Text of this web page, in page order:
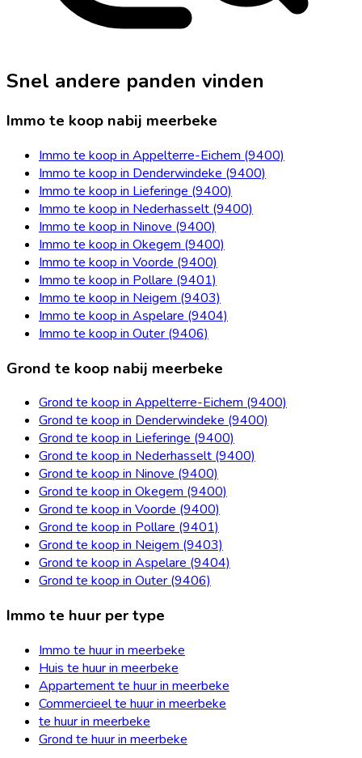
Snel andere panden vinden
Immo te koop nabij meerbeke
Immo te koop in Appelterre-Eichem (9400)
Immo te koop in Denderwindeke (9400)
Immo te koop in Lieferinge (9400)
Immo te koop in Nederhasselt (9400)
Immo te koop in Ninove (9400)
Immo te koop in Okegem (9400)
Immo te koop in Voorde (9400)
Immo te koop in Pollare (9401)
Immo te koop in Neigem (9403)
Immo te koop in Aspelare (9404)
Immo te koop in Outer (9406)
Grond te koop nabij meerbeke
Grond te koop in Appelterre-Eichem (9400)
Grond te koop in Denderwindeke (9400)
Grond te koop in Lieferinge (9400)
Grond te koop in Nederhasselt (9400)
Grond te koop in Ninove (9400)
Grond te koop in Okegem (9400)
Grond te koop in Voorde (9400)
Grond te koop in Pollare (9401)
Grond te koop in Neigem (9403)
Grond te koop in Aspelare (9404)
Grond te koop in Outer (9406)
Immo te huur per type
Immo te huur in meerbeke
Huis te huur in meerbeke
Appartement te huur in meerbeke
Commercieel te huur in meerbeke
te huur in meerbeke
Grond te huur in meerbeke